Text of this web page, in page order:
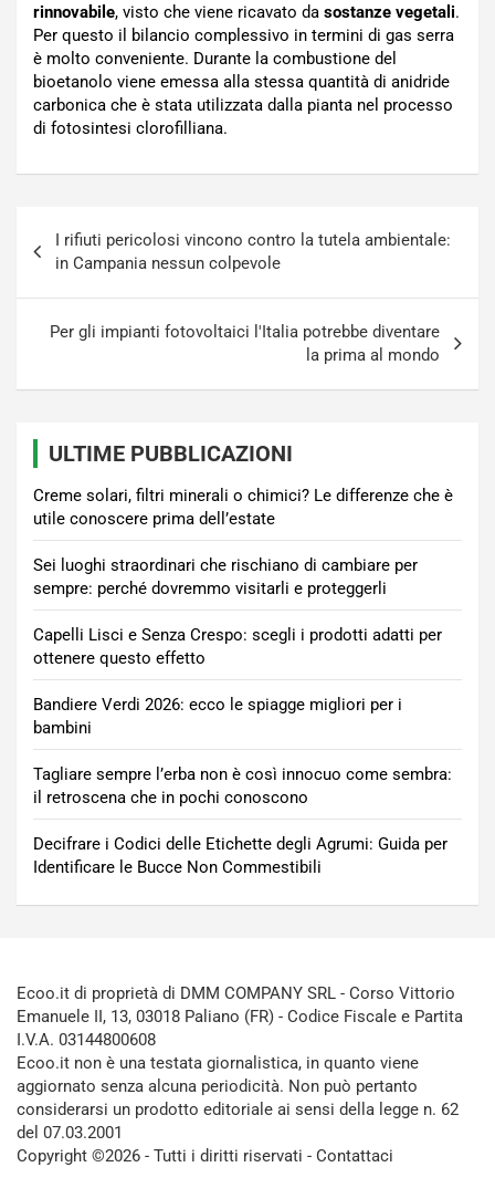
rinnovabile, visto che viene ricavato da sostanze vegetali.
Per questo il bilancio complessivo in termini di gas serra
è molto conveniente. Durante la combustione del
bioetanolo viene emessa alla stessa quantità di anidride
carbonica che è stata utilizzata dalla pianta nel processo
di fotosintesi clorofilliana.
articoli
I rifiuti pericolosi vincono contro la tutela ambientale:
in Campania nessun colpevole
Per gli impianti fotovoltaici l'Italia potrebbe diventare
la prima al mondo
ULTIME PUBBLICAZIONI
Creme solari, filtri minerali o chimici? Le differenze che è
utile conoscere prima dell’estate
Sei luoghi straordinari che rischiano di cambiare per
sempre: perché dovremmo visitarli e proteggerli
Capelli Lisci e Senza Crespo: scegli i prodotti adatti per
ottenere questo effetto
Bandiere Verdi 2026: ecco le spiagge migliori per i
bambini
Tagliare sempre l’erba non è così innocuo come sembra:
il retroscena che in pochi conoscono
Decifrare i Codici delle Etichette degli Agrumi: Guida per
Identificare le Bucce Non Commestibili
Ecoo.it di proprietà di DMM COMPANY SRL - Corso Vittorio
Emanuele II, 13, 03018 Paliano (FR) - Codice Fiscale e Partita
I.V.A. 03144800608
Ecoo.it non è una testata giornalistica, in quanto viene
aggiornato senza alcuna periodicità. Non può pertanto
considerarsi un prodotto editoriale ai sensi della legge n. 62
del 07.03.2001
Copyright ©2026 - Tutti i diritti riservati - Contattaci